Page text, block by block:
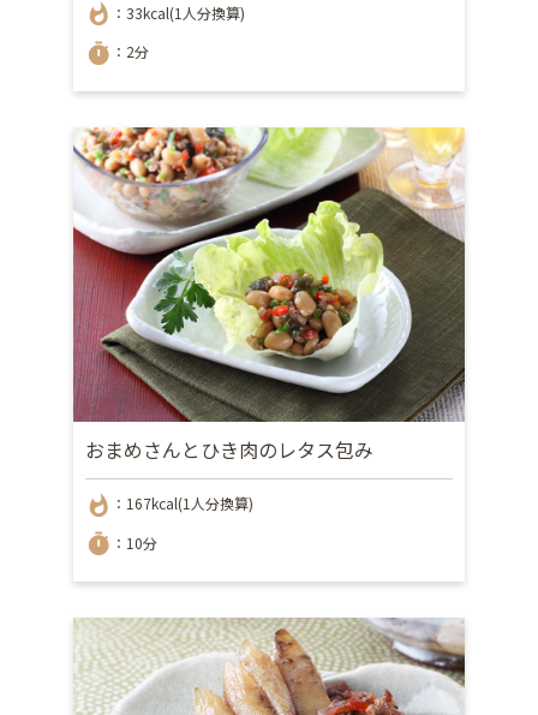
whatshot ：33kcal(1人分換算)
timer ：2分
おまめさんとひき肉のレタス包み
whatshot ：167kcal(1人分換算)
timer ：10分